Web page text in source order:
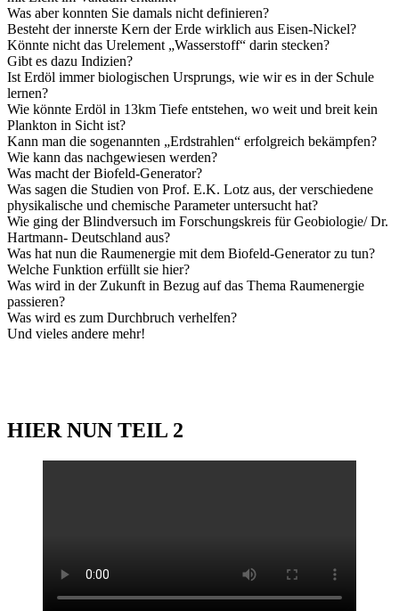
Was aber konnten Sie damals nicht definieren?
Besteht der innerste Kern der Erde wirklich aus Eisen-Nickel?
Könnte nicht das Urelement „Wasserstoff“ darin stecken?
Gibt es dazu Indizien?
Ist Erdöl immer biologischen Ursprungs, wie wir es in der Schule
lernen?
Wie könnte Erdöl in 13km Tiefe entstehen, wo weit und breit kein
Plankton in Sicht ist?
Kann man die sogenannten „Erdstrahlen“ erfolgreich bekämpfen?
Wie kann das nachgewiesen werden?
Was macht der Biofeld-Generator?
Was sagen die Studien von Prof. E.K. Lotz aus, der verschiedene
physikalische und chemische Parameter untersucht hat?
Wie ging der Blindversuch im Forschungskreis für Geobiologie/ Dr.
Hartmann- Deutschland aus?
Was hat nun die Raumenergie mit dem Biofeld-Generator zu tun?
Welche Funktion erfüllt sie hier?
Was wird in der Zukunft in Bezug auf das Thema Raumenergie
passieren?
Was wird es zum Durchbruch verhelfen?
Und vieles andere mehr!
HIER NUN TEIL 2